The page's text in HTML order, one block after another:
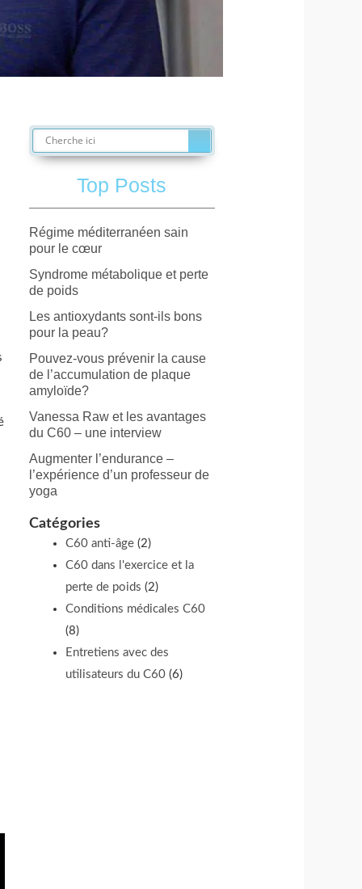
Top Posts
Régime méditerranéen sain
pour le cœur
Syndrome métabolique et perte
de poids
Les antioxydants sont-ils bons
pour la peau?
Pouvez-vous prévenir la cause
de l’accumulation de plaque
amyloïde?
Vanessa Raw et les avantages
du C60 – une interview
Augmenter l’endurance –
l’expérience d’un professeur de
yoga
Catégories
C60 anti-âge(2)
C60 dans l'exercice et la
perte de poids (2)
Conditions médicales C60
(8)
Entretiens avec des
utilisateurs du C60(6)